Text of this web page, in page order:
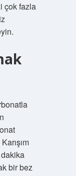
çok fazla
bir bez